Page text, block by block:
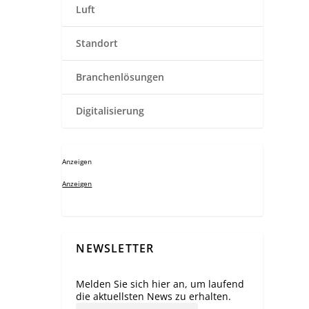
Luft
Standort
Branchenlösungen
Digitalisierung
Anzeigen
Anzeigen
NEWSLETTER
Melden Sie sich hier an, um laufend
die aktuellsten News zu erhalten.